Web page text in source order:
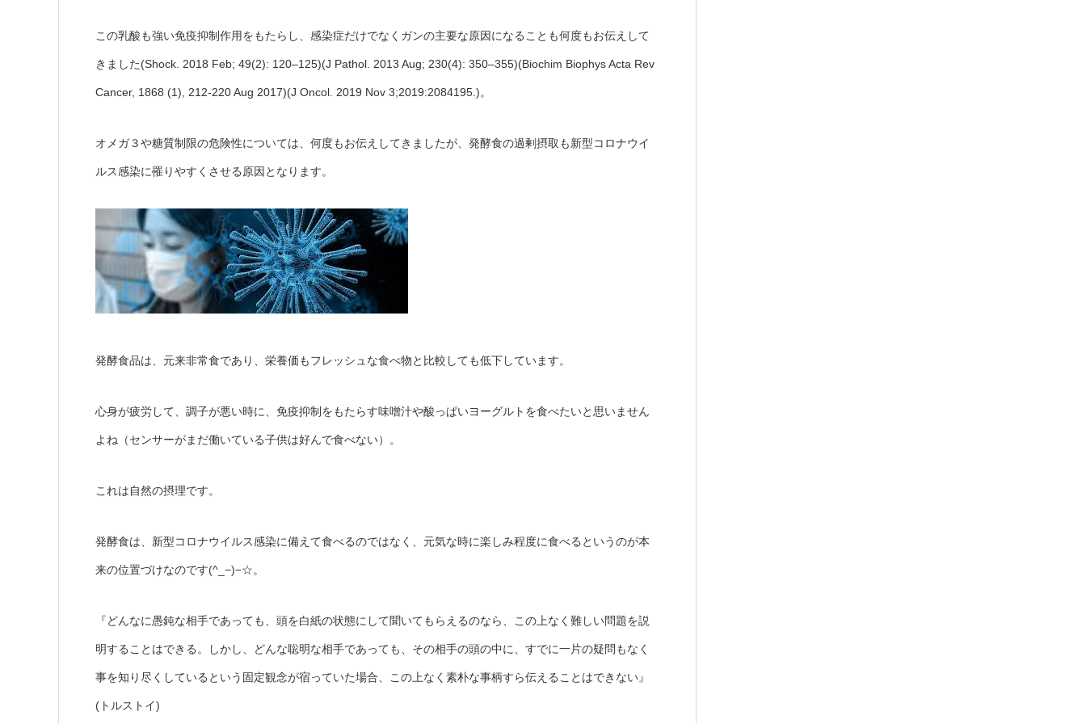
この乳酸も強い免疫抑制作用をもたらし、感染症だけでなくガンの主要な原因になることも何度もお伝えして
きました(Shock. 2018 Feb; 49(2): 120–125)(J Pathol. 2013 Aug; 230(4): 350–355)(Biochim Biophys Acta Rev
Cancer, 1868 (1), 212-220 Aug 2017)(J Oncol. 2019 Nov 3;2019:2084195.)。
オメガ３や糖質制限の危険性については、何度もお伝えしてきましたが、発酵食の過剰摂取も新型コロナウイ
ルス感染に罹りやすくさせる原因となります。
発酵食品は、元来非常食であり、栄養価もフレッシュな食べ物と比較しても低下しています。
心身が疲労して、調子が悪い時に、免疫抑制をもたらす味噌汁や酸っぱいヨーグルトを食べたいと思いません
よね（センサーがまだ働いている子供は好んで食べない）。
これは自然の摂理です。
発酵食は、新型コロナウイルス感染に備えて食べるのではなく、元気な時に楽しみ程度に食べるというのが本
来の位置づけなのです(^_−)−☆。
『どんなに愚鈍な相手であっても、頭を白紙の状態にして聞いてもらえるのなら、この上なく難しい問題を説
明することはできる。しかし、どんな聡明な相手であっても、その相手の頭の中に、すでに一片の疑問もなく
事を知り尽くしているという固定観念が宿っていた場合、この上なく素朴な事柄すら伝えることはできない』
(トルストイ)